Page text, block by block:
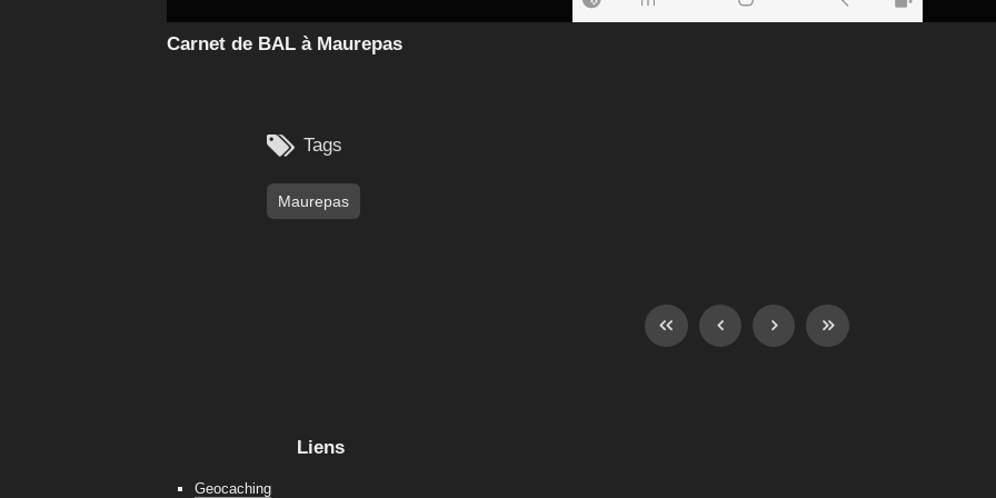
Carnet de BAL à Maurepas
 Tags
Maurepas
Liens
Geocaching